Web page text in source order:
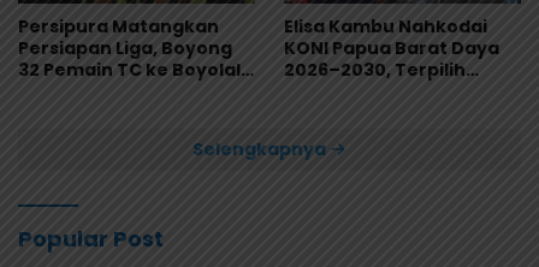
Persipura Matangkan
Persiapan Liga, Boyong
32 Pemain TC ke Boyolali
Elisa Kambu Nahkodai
KONI Papua Barat Daya
2026–2030, Terpilih
Selengkapnya
Popular Post